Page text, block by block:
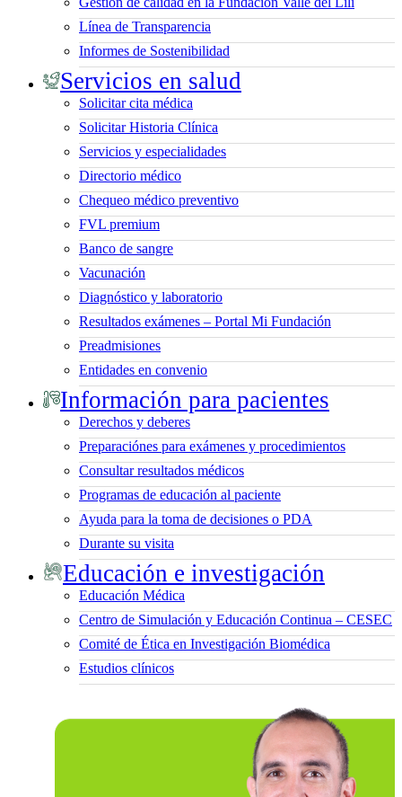
Línea de Transparencia
Informes de Sostenibilidad
Servicios en salud
Solicitar cita médica
Solicitar Historia Clínica
Servicios y especialidades
Directorio médico
Chequeo médico preventivo
FVL premium
Banco de sangre
Vacunación
Diagnóstico y laboratorio
Resultados exámenes – Portal Mi Fundación
Preadmisiones
Entidades en convenio
Información para pacientes
Derechos y deberes
Preparaciónes para exámenes y procedimientos
Consultar resultados médicos
Programas de educación al paciente
Ayuda para la toma de decisiones o PDA
Durante su visita
Educación e investigación
Educación Médica
Centro de Simulación y Educación Continua – CESEC
Comité de Ética en Investigación Biomédica
Estudios clínicos